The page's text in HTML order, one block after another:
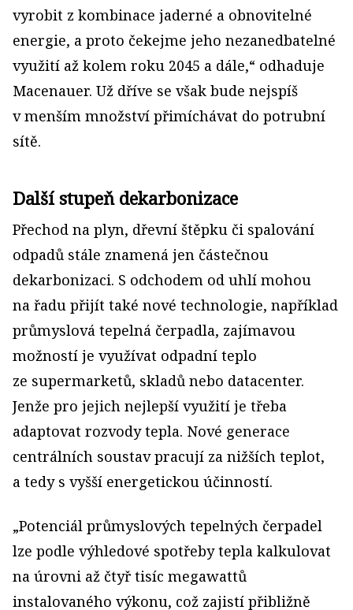
vyrobit z kombinace jaderné a obnovitelné
energie, a proto čekejme jeho nezanedbatelné
využití až kolem roku 2045 a dále,“ odhaduje
Macenauer. Už dříve se však bude nejspíš
v menším množství přimíchávat do potrubní
sítě.
Další stupeň dekarbonizace
Přechod na plyn, dřevní štěpku či spalování
odpadů stále znamená jen částečnou
dekarbonizaci. S odchodem od uhlí mohou
na řadu přijít také nové technologie, například
průmyslová tepelná čerpadla, zajímavou
možností je využívat odpadní teplo
ze supermarketů, skladů nebo datacenter.
Jenže pro jejich nejlepší vy­užití je třeba
adaptovat rozvody tepla. Nové generace
centrálních soustav pracují za nižších teplot,
a tedy s vyšší energetickou účinností.
„Potenciál průmyslových tepelných čerpadel
lze podle výhledové spotřeby tepla kalkulovat
na úrovni až čtyř tisíc megawattů
instalovaného výkonu, což zajistí přibližně